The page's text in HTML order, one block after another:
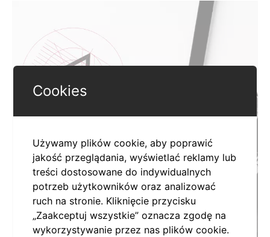
Cookies
Używamy plików cookie, aby poprawić
jakość przeglądania, wyświetlać reklamy lub
treści dostosowane do indywidualnych
potrzeb użytkowników oraz analizować
ruch na stronie. Kliknięcie przycisku
„Zaakceptuj wszystkie” oznacza zgodę na
wykorzystywanie przez nas plików cookie.